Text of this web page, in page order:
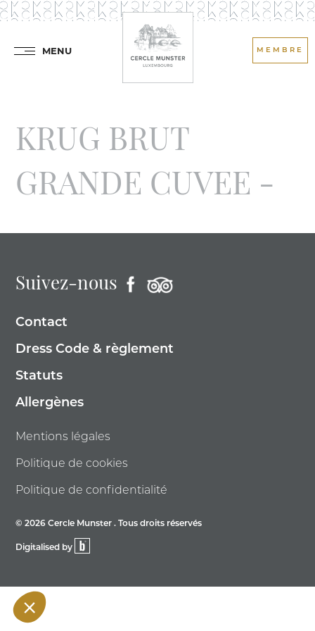
MENU MEMBRE
KRUG BRUT
GRANDE CUVEE -
Suivez-nous
Contact
Dress Code & règlement
Statuts
Allergènes
Mentions légales
Politique de cookies
Politique de confidentialité
© 2026 Cercle Munster . Tous droits réservés
Digitalised by